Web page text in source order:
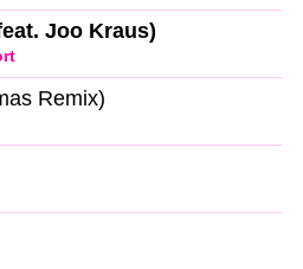
Joo Kraus)
Remix)